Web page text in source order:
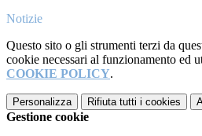
Notizie
Questo sito o gli strumenti terzi da
cookie necessari al funzionamento ed
COOKIE POLICY.
Personalizza Rifiuta tutti i cookies
Gestione cookie